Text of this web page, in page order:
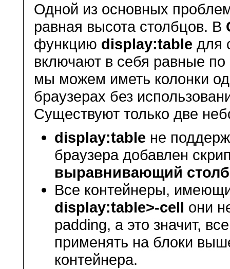
Одной из основных
равная высота столбцов. В
функцию display:table для
включают в себя равные
мы можем иметь колонки
браузерах без
Существуют только две
display:table не
браузера добавлен
выравнивающий
Все контейнеры,
display:table>-cell они
padding, а это значит,
применять на блоки
контейнера.